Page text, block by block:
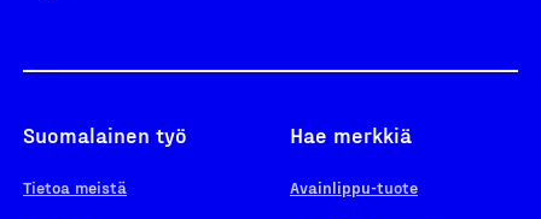
Suomalainen työ
Tietoa meistä
Hae merkkiä
Avainlippu-tuote